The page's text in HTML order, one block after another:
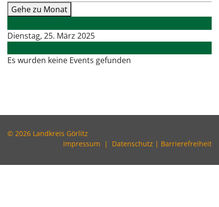
Gehe zu Monat
Dienstag, 25. März 2025
Es wurden keine Events gefunden
© 2026 Landkreis Görlitz
Impressum | Datenschutz | Barrierefreiheit